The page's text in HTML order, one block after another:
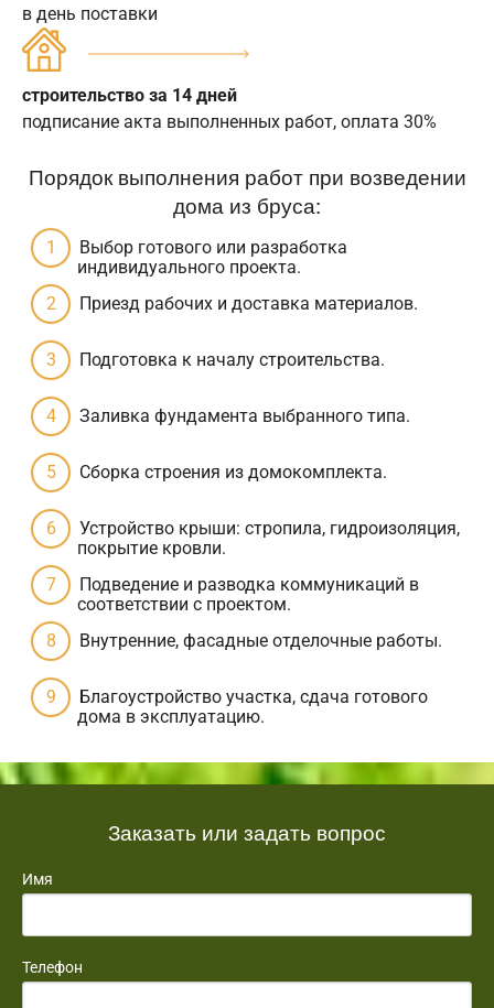
в день поставки
строительство за 14 дней
подписание акта выполненных работ, оплата 30%
Порядок выполнения работ при возведении
дома из бруса:
Выбор готового или разработка
индивидуального проекта.
Приезд рабочих и доставка материалов.
Подготовка к началу строительства.
Заливка фундамента выбранного типа.
Сборка строения из домокомплекта.
Устройство крыши: стропила, гидроизоляция,
покрытие кровли.
Подведение и разводка коммуникаций в
соответствии с проектом.
Внутренние, фасадные отделочные работы.
Благоустройство участка, сдача готового
дома в эксплуатацию.
Заказать или задать вопрос
Имя
Телефон